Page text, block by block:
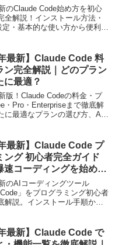
のClaude Code始め方を初心
全解説！インストール方法・
・基本的な使い方から便利な
最新】Claude Code 料
ン完全解説｜どのプラン
に最適？
版！Claude Codeの料金・プ
・Pro・Enterpriseまで徹底解
に最適なプランの選び方、API
最新】Claude Code プ
ング 初心者完全ガイド
速コーディングを始めよ
のAIコーディングツール
Code」をプログラミング初心者
解説。インストール手順から
最新】Claude Code で